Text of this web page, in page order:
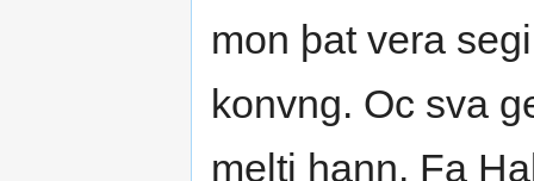
mon þat vera
konvng. Oc sva
melti hann. Fa